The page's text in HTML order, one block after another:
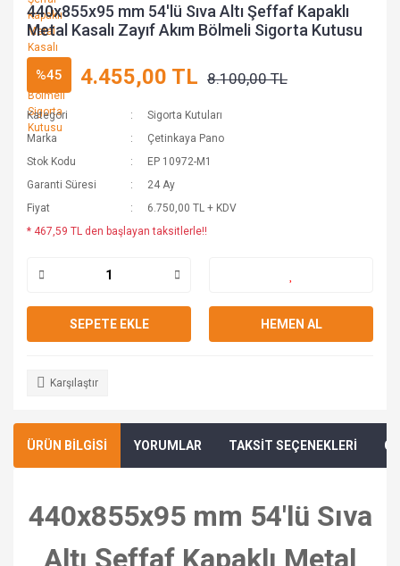
440x855x95 mm 54'lü Sıva Altı Şeffaf Kapaklı
Metal Kasalı Zayıf Akım Bölmeli Sigorta Kutusu
%45 4.455,00 TL 8.100,00 TL
Kategori
Sigorta Kutuları
Marka
Çetinkaya Pano
Stok Kodu
EP 10972-M1
Garanti Süresi
24 Ay
Fiyat
6.750,00 TL + KDV
* 467,59 TL den başlayan taksitlerle!!
SEPETE EKLE HEMEN AL
Karşılaştır
ÜRÜN BİLGİSİ YORUMLAR TAKSİT SEÇENEKLERİ
440x855x95 mm 54'lü Sıva
Altı Şeffaf Kapaklı Metal